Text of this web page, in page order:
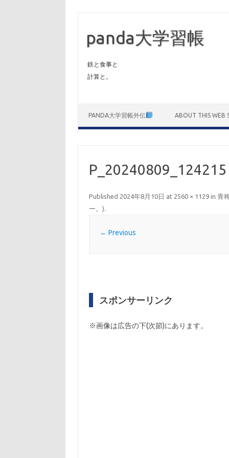
panda大学習帳
鉄と食事と
計算と。
PANDA大学習帳外伝 ABOUT THIS WEB
P_20240809_124215
Published 2024年8月10日 at 2560 × 1129in 青
ー。).
← Previous
スポンサーリンク
※画像は広告の下(次節)にあります。